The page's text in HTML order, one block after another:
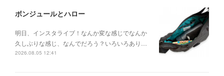
ボンジュールとハロー
明日、インスタライブ！なんか変な感じでなんか
久しぶりな感じ、なんでだろう？いろいろあり…
2026.08.05 12:41